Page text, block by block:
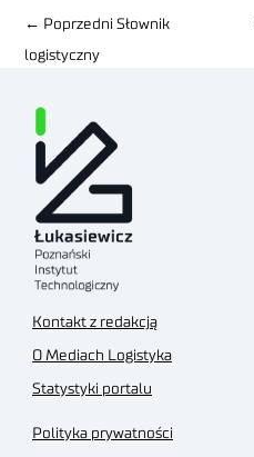
← Poprzedni Słownik
logistyczny
Kontakt z redakcją
O Mediach Logistyka
Statystyki portalu
Polityka prywatności